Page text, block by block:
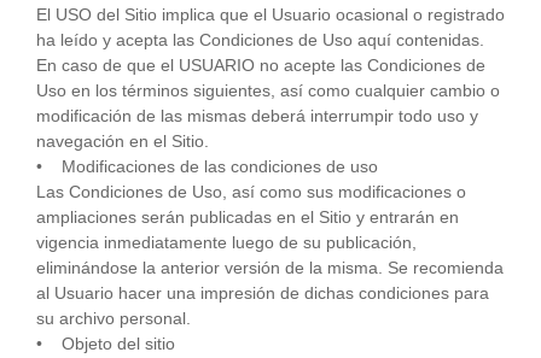
El USO del Sitio implica que el Usuario ocasional o registrado
ha leído y acepta las Condiciones de Uso aquí contenidas.
En caso de que el USUARIO no acepte las Condiciones de
Uso en los términos siguientes, así como cualquier cambio o
modificación de las mismas deberá interrumpir todo uso y
navegación en el Sitio.
• Modificaciones de las condiciones de uso
Las Condiciones de Uso, así como sus modificaciones o
ampliaciones serán publicadas en el Sitio y entrarán en
vigencia inmediatamente luego de su publicación,
eliminándose la anterior versión de la misma. Se recomienda
al Usuario hacer una impresión de dichas condiciones para
su archivo personal.
• Objeto del sitio